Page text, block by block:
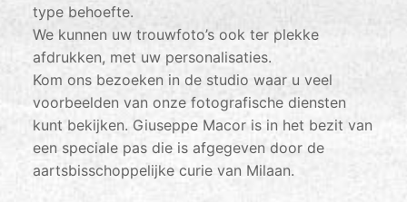
type behoefte.
We kunnen uw trouwfoto’s ook ter plekke
afdrukken, met uw personalisaties.
Kom ons bezoeken in de studio waar u veel
voorbeelden van onze fotografische diensten
kunt bekijken. Giuseppe Macor is in het bezit van
een speciale pas die is afgegeven door de
aartsbisschoppelijke curie van Milaan.